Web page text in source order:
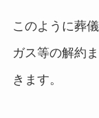
このように葬
ガス等の解約
きます。